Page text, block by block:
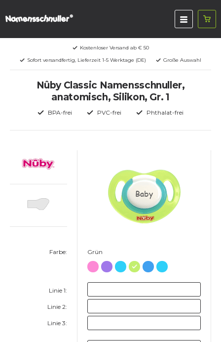
Kostenloser Versand ab € 50
Sofort versandfertig, Lieferzeit 1-5 Werktage (DE)
Große Auswahl
Nûby Classic Namensschnuller,
anatomisch, Silikon, Gr. 1
BPA-frei PVC-frei Phthalat-frei
Farbe:
Linie 1:
Linie 2:
Linie 3:
Baby
Grün